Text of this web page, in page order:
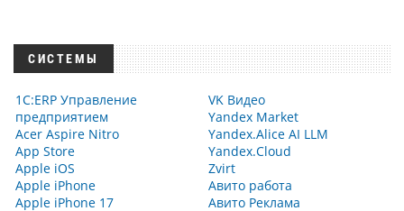
СИСТЕМЫ
1С:ERP Управление
предприятием
Acer Aspire Nitro
App Store
Apple iOS
Apple iPhone
Apple iPhone 17
VK Видео
Yandex Market
Yandex.Alice AI LLM
Yandex.Cloud
Zvirt
Авито работа
Авито Реклама